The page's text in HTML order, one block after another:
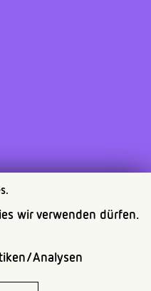
wir verwenden dürfen.
Analysen